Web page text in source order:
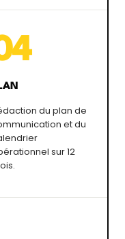
du plan de
et du
sur 12